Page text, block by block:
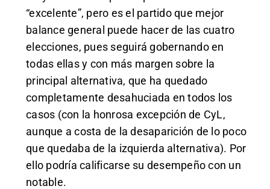
“excelente”, pero es el partido que mejor
balance general puede hacer de las cuatro
elecciones, pues seguirá gobernando en
todas ellas y con más margen sobre la
principal alternativa, que ha quedado
completamente desahuciada en todos los
casos (con la honrosa excepción de CyL,
aunque a costa de la desaparición de lo poco
que quedaba de la izquierda alternativa). Por
ello podría calificarse su desempeño con un
notable.